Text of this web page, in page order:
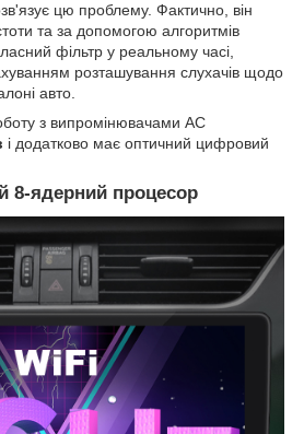
цю проблему. Фактично, він
та за допомогою алгоритмів
фільтр у реальному часі,
розташування слухачів щодо
авто.
з випромінювачами АС
і додатково має оптичний цифровий
8-ядерний процесор